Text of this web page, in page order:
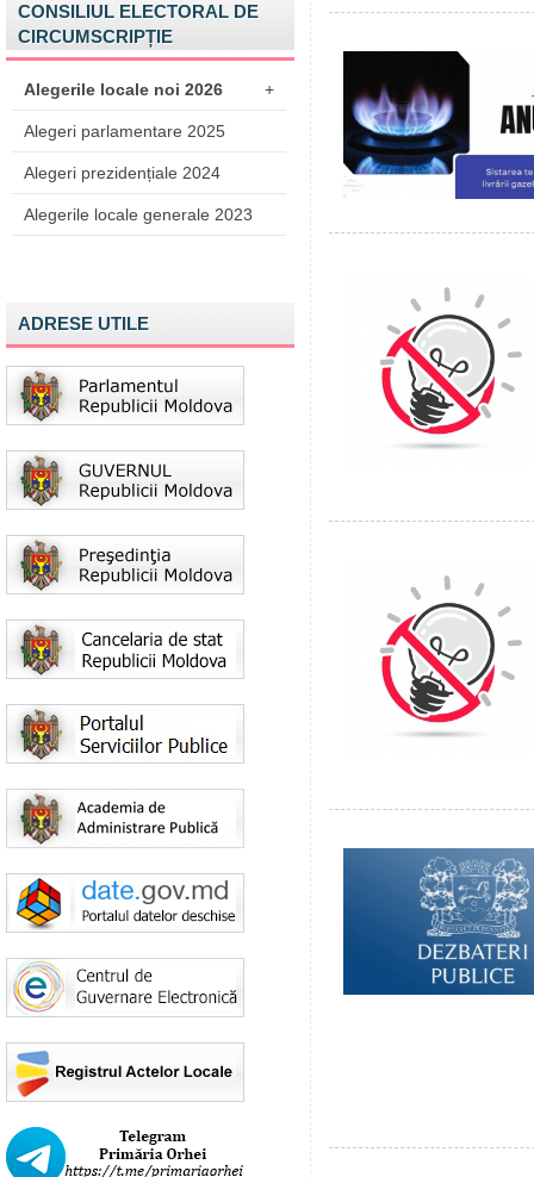
CONSILIUL ELECTORAL DE
CIRCUMSCRIPȚIE
Alegerile locale noi 2026 +
Alegeri parlamentare 2025
Alegeri prezidențiale 2024
Alegerile locale generale 2023
ADRESE UTILE